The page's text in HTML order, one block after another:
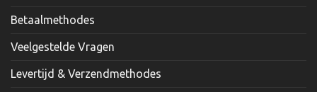
Betaalmethodes
Veelgestelde Vragen
Levertijd & Verzendmethodes